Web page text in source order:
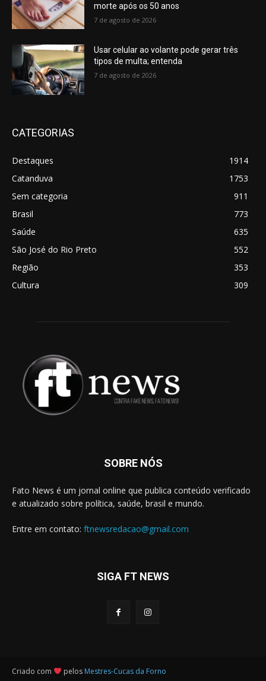
morte após os 50 anos
7 de agosto de 2026
Usar celular ao volante pode gerar três
tipos de multa; entenda
7 de agosto de 2026
CATEGORIAS
Destaques
1914
Catanduva
1753
Sem categoria
911
Brasil
773
Saúde
635
São José do Rio Preto
552
Região
353
Cultura
309
SOBRE NÓS
Fato News é um jornal online que publica conteúdo verificado
e atualizado sobre política, saúde, brasil e mundo.
Entre em contato: ftnewsredacao@gmail.com
SIGA FT NEWS
Criado com pelos Mestres-Cucas da Forno